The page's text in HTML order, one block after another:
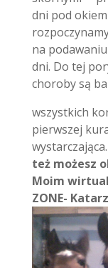
dni pod
na
dni. Do tej
choroby są
wszystkich
pierwszej
też możesz
Moim
ZONE-